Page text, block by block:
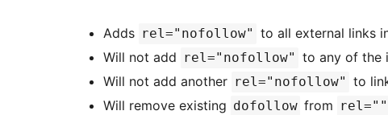
Adds rel="nofollow" to all external links
Will not add rel="nofollow" to any of the
Will not add another rel="nofollow" to
Will remove existing dofollow from rel=""